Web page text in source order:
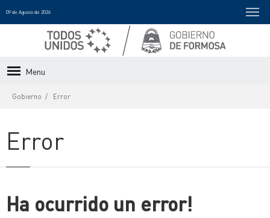
09 de Agosto de 2026
Menu
Gobierno Error
Error
Ha ocurrido un error!